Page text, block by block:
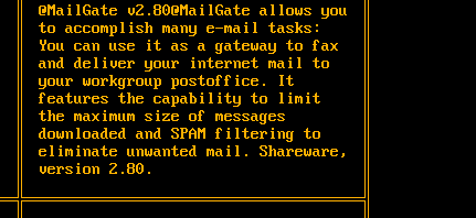
@MailGate v2.80@MailGate allows you
to accomplish many e-mail tasks:
You can use it as a gateway to fax
and deliver your internet mail to
your workgroup postoffice. It
features the capability to limit
the maximum size of messages
downloaded and SPAM filtering to
eliminate unwanted mail. Shareware,
version 2.80.